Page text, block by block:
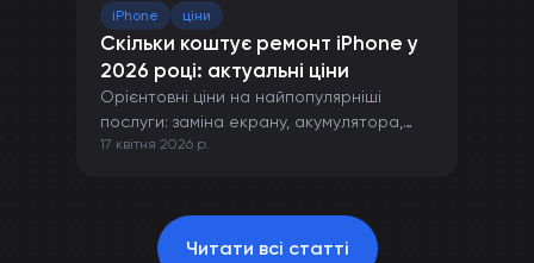
iPhone ціни
Скільки коштує ремонт iPhone у
2026 році: актуальні ціни
Орієнтовні ціни на найпопулярніші
послуги: заміна екрану, акумулятора,
камери та інших компонентів iPhone.
17 квітня 2026 р.
Читати всі статті